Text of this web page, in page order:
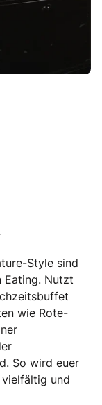
Style sind
Eating. Nutzt
wie Rote-
So wird euer
und